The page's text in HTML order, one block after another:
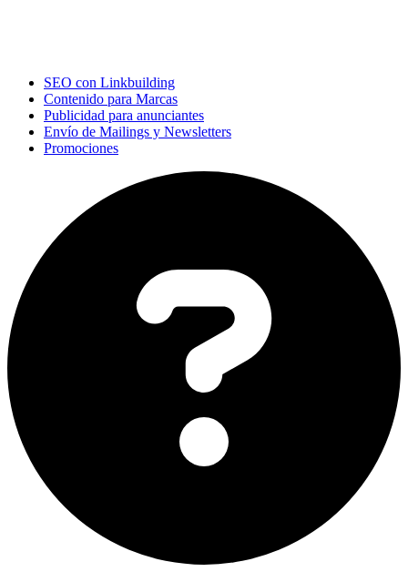
SEO con Linkbuilding
Contenido para Marcas
Publicidad para anunciantes
Envío de Mailings y Newsletters
Promociones